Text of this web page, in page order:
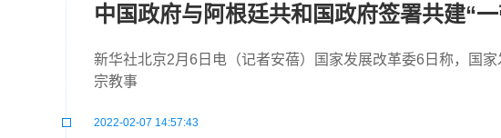
中国政府与阿根廷共和国政府签署共建“
新华社北京2月6日电（记者安蓓）国家发展改革委6日称，国
宗教事
2022-02-07 14:57:43